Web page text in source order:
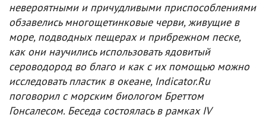
невероятными и причудливыми приспособлениями
обзавелись многощетинковые черви, живущие в
море, подводных пещерах и прибрежном песке,
как они научились использовать ядовитый
сероводород во благо и как с их помощью можно
исследовать пластик в океане, Indicator.Ru
поговорил с морским биологом Бреттом
Гонсалесом. Беседа состоялась в рамках IV